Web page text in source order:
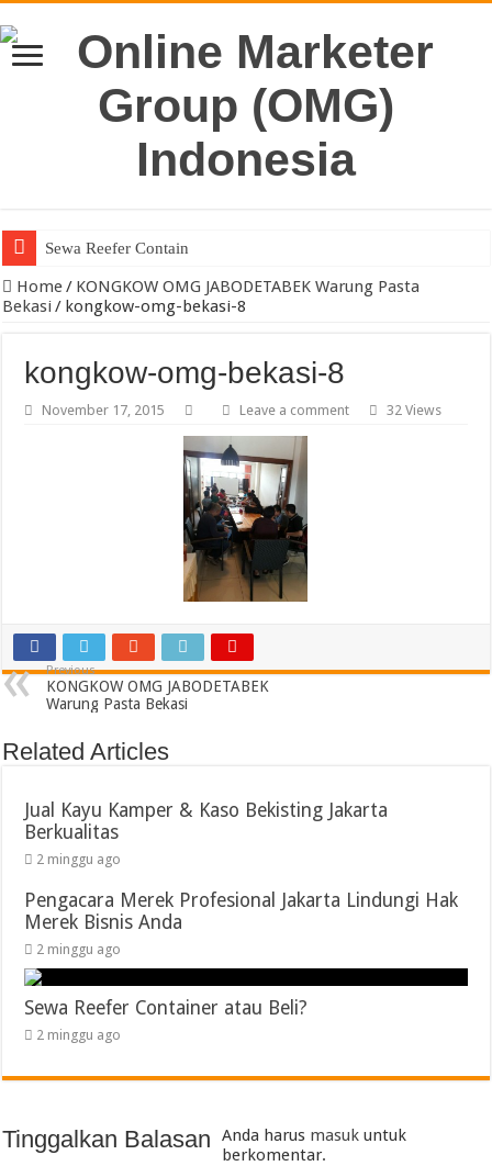
Sewa Reefer Container atau
Home/ KONGKOW OMG JABODETABEK Warung Pasta
Bekasi/ kongkow-omg-bekasi-8
kongkow-omg-bekasi-8
November 17, 2015 Leave a comment 32 Views
Previous
KONGKOW OMG JABODETABEK
Warung Pasta Bekasi
Related Articles
Jual Kayu Kamper & Kaso Bekisting Jakarta
Berkualitas
2 minggu ago
Pengacara Merek Profesional Jakarta Lindungi Hak
Merek Bisnis Anda
2 minggu ago
Sewa Reefer Container atau Beli?
2 minggu ago
Tinggalkan Balasan Anda harus masuk untuk
berkomentar.